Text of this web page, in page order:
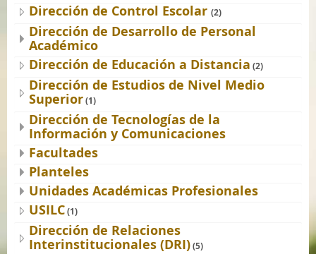
Dirección de Control Escolar (2)
Dirección de Desarrollo de Personal
Académico
Dirección de Educación a Distancia (2)
Dirección de Estudios de Nivel Medio
Superior(1)
Dirección de Tecnologías de la
Información y Comunicaciones
Facultades
Planteles
Unidades Académicas Profesionales
USILC(1)
Dirección de Relaciones
Interinstitucionales (DRI)(5)